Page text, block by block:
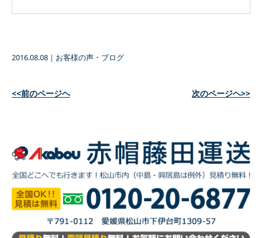
2016.08.08 ｜ お客様の声・ブログ
<<前のページヘ 次のページヘ>>